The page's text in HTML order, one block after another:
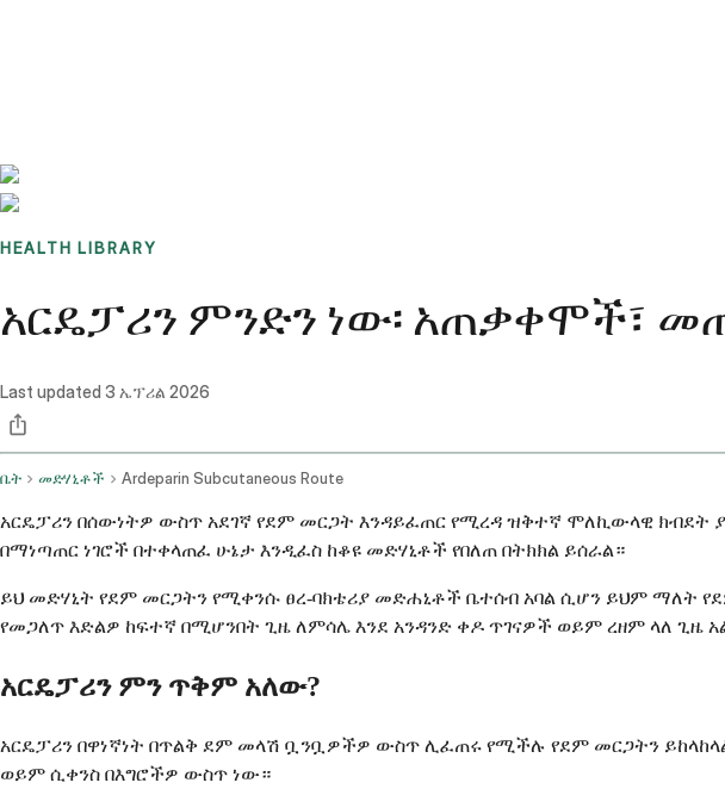
HEALTH LIBRARY
አርዴፓሪን ምንድን ነው፡ አጠቃቀሞች፣
Last updated 3 ኤፕሪል 2026
ቤት መድሃኒቶች Ardeparin Subcutaneous Route
አርዴፓሪን በሰውነትዎ ውስጥ አደገኛ የደም መርጋት እንዳይፈጠር የሚረዳ ዝቅተኛ ሞለኪውላዊ ክብደት
በማነጣጠር ነገሮች በተቀላጠፈ ሁኔታ እንዲፈስ ከቆዩ መድሃኒቶች የበለጠ በትክክል ይሰራል።
ይህ መድሃኒት የደም መርጋትን የሚቀንሱ ፀረ-ባክቴሪያ መድሐኒቶች ቤተሰብ አባል ሲሆን ይህም ማለት
የመጋለጥ እድልዎ ከፍተኛ በሚሆንበት ጊዜ ለምሳሌ እንደ አንዳንድ ቀዶ ጥገናዎች ወይም ረዘም ላለ ጊዜ
አርዴፓሪን ምን ጥቅም አለው?
አርዴፓሪን በዋነኛነት በጥልቅ ደም መላሽ ቧንቧዎችዎ ውስጥ ሊፈጠሩ የሚችሉ የደም መርጋትን
ወይም ሲቀንስ በእግሮችዎ ውስጥ ነው።